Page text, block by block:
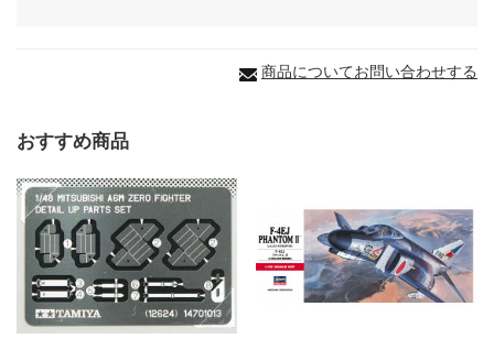
商品についてお問い合わせする
おすすめ商品